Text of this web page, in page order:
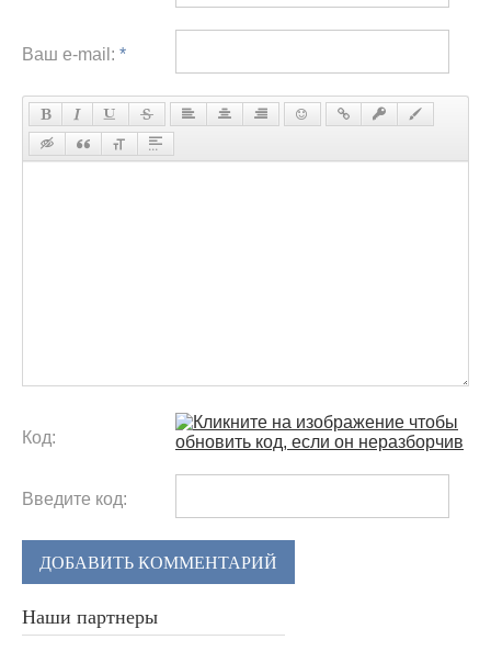
Ваш e-mail: *
Код:
Введите код:
ДОБАВИТЬ КОММЕНТАРИЙ
Наши партнеры